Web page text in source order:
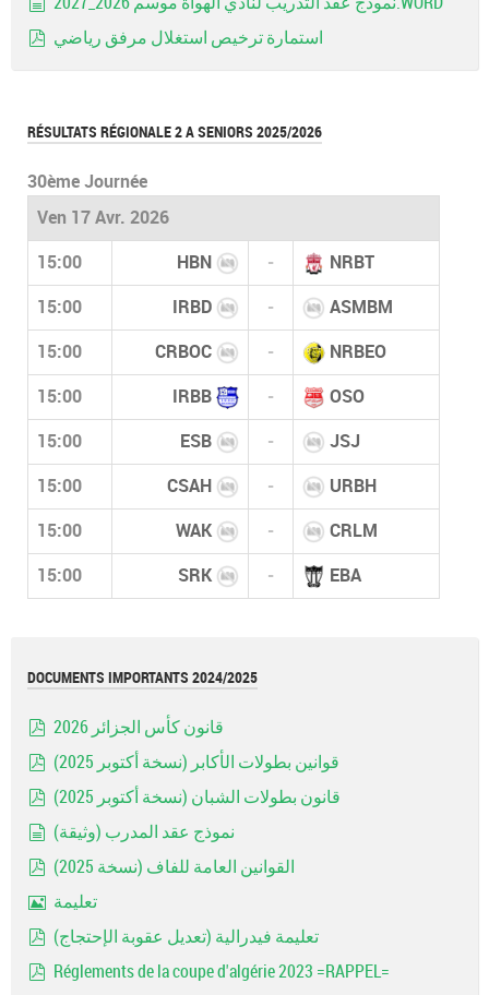
استمارة ترخيص استغلال مرفق رياضي
RÉSULTATS RÉGIONALE 2 A SENIORS 2025/2026
30ème Journée
Ven 17 Avr. 2026
15:00 HBN - NRBT
15:00 IRBD - ASMBM
15:00 CRBOC - NRBEO
15:00 IRBB - OSO
15:00 ESB - JSJ
15:00 CSAH - URBH
15:00 WAK - CRLM
15:00 SRK - EBA
DOCUMENTS IMPORTANTS 2024/2025
قانون كأس الجزائر 2026
قوانين بطولات الأكابر (نسخة أكتوبر 2025)
قانون بطولات الشبان (نسخة أكتوبر 2025)
نموذج عقد المدرب (وثيقة)
القوانين العامة للفاف (نسخة 2025)
تعليمة
تعليمة فيدرالية (تعديل عقوبة الإحتجاج)
Réglements de la coupe d'algérie 2023 =RAPPEL=